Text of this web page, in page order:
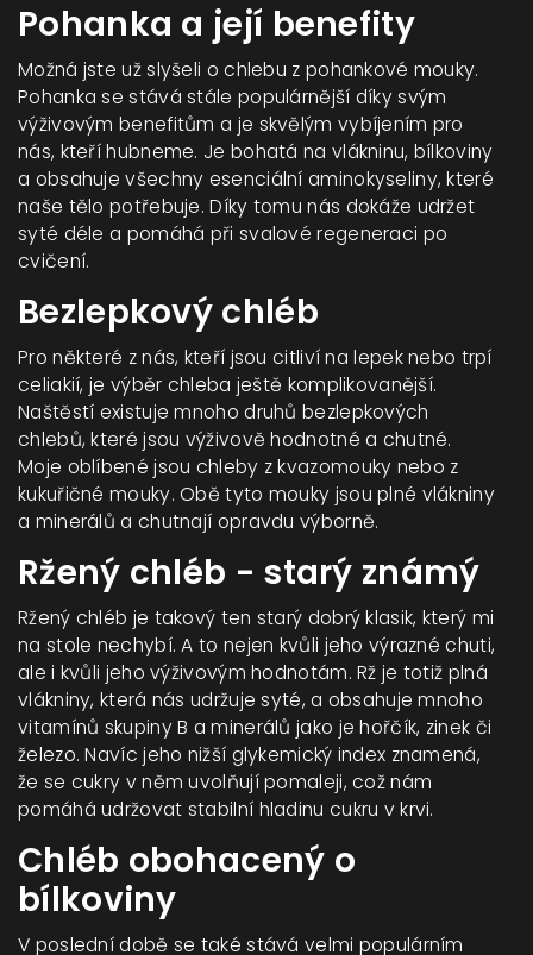
Pohanka a její benefity
Možná jste už slyšeli o chlebu z pohankové mouky.
Pohanka se stává stále populárnější díky svým
výživovým benefitům a je skvělým vybíjením pro
nás, kteří hubneme. Je bohatá na vlákninu, bílkoviny
a obsahuje všechny esenciální aminokyseliny, které
naše tělo potřebuje. Díky tomu nás dokáže udržet
syté déle a pomáhá při svalové regeneraci po
cvičení.
Bezlepkový chléb
Pro některé z nás, kteří jsou citliví na lepek nebo trpí
celiakií, je výběr chleba ještě komplikovanější.
Naštěstí existuje mnoho druhů bezlepkových
chlebů, které jsou výživově hodnotné a chutné.
Moje oblíbené jsou chleby z kvazomouky nebo z
kukuřičné mouky. Obě tyto mouky jsou plné vlákniny
a minerálů a chutnají opravdu výborně.
Ržený chléb - starý známý
Ržený chléb je takový ten starý dobrý klasik, který mi
na stole nechybí. A to nejen kvůli jeho výrazné chuti,
ale i kvůli jeho výživovým hodnotám. Rž je totiž plná
vlákniny, která nás udržuje syté, a obsahuje mnoho
vitamínů skupiny B a minerálů jako je hořčík, zinek či
železo. Navíc jeho nižší glykemický index znamená,
že se cukry v něm uvolňují pomaleji, což nám
pomáhá udržovat stabilní hladinu cukru v krvi.
Chléb obohacený o
bílkoviny
V poslední době se také stává velmi populárním